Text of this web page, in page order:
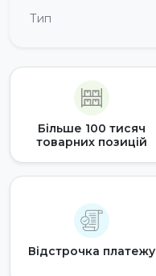
Тип
Більше 100 тисяч
товарних позицій
Відстрочка платежу